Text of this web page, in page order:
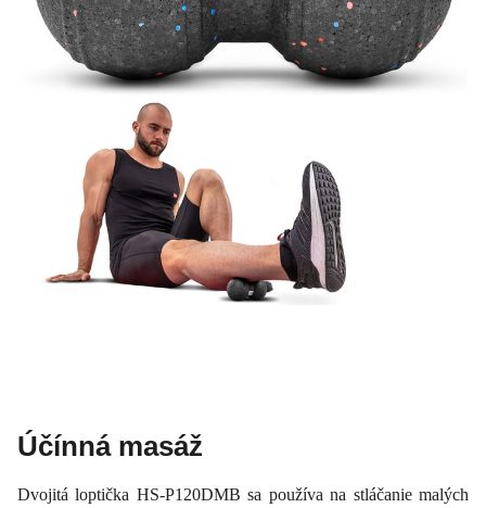
Účínná masáž
Dvojitá loptička HS-P120DMB sa používa na stláčanie malých